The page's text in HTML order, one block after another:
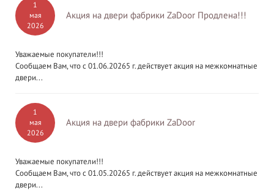
1
мая
2026
Акция на двери фабрики ZaDoor Продлена!!!
Уважаемые покупатели!!!
Сообщаем Вам, что с 01.06.20265 г. действует акция на межкомнатные
двери...
1
мая
2026
Акция на двери фабрики ZaDoor
Уважаемые покупатели!!!
Сообщаем Вам, что с 01.05.20265 г. действует акция на межкомнатные
двери...